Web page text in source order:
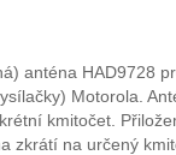
anténa HAD9728
Motorola.
kmitočet.
zkrátí na určený